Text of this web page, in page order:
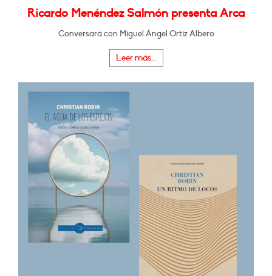
Ricardo Menéndez Salmón presenta Arca
Conversará con Miguel Ángel Ortíz Albero
Leer más...